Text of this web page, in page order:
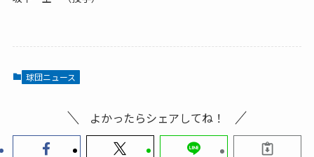
球団ニュース
よかったらシェアしてね！